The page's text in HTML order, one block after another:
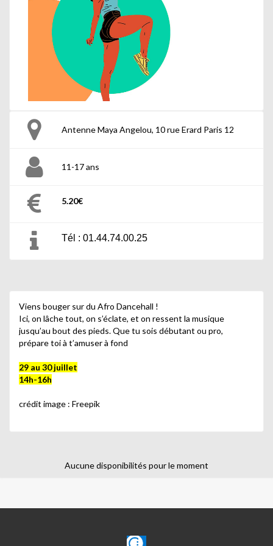
Antenne Maya Angelou, 10 rue Erard Paris 12
11-17 ans
5.20€
Tél : 01.44.74.00.25
Viens bouger sur du Afro Dancehall !
Ici, on lâche tout, on s’éclate, et on ressent la musique
jusqu’au bout des pieds. Que tu sois débutant ou pro,
prépare toi à t’amuser à fond
29 au 30 juillet
14h-16h
crédit image : Freepik
Aucune disponibilités pour le moment
CLAJE